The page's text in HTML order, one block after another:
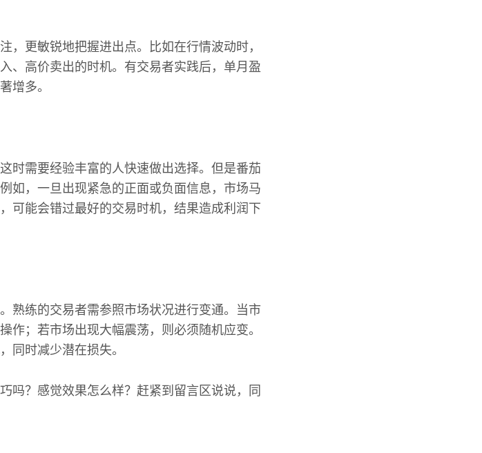
，更敏锐地把握进出点。比如在行情波动时，
、高价卖出的时机。有交易者实践后，单月盈
增多。
时需要经验丰富的人快速做出选择。但是番茄
如，一旦出现紧急的正面或负面信息，市场马
可能会错过最好的交易时机，结果造成利润下
熟练的交易者需参照市场状况进行变通。当市
作；若市场出现大幅震荡，则必须随机应变。
同时减少潜在损失。
吗？感觉效果怎么样？赶紧到留言区说说，同